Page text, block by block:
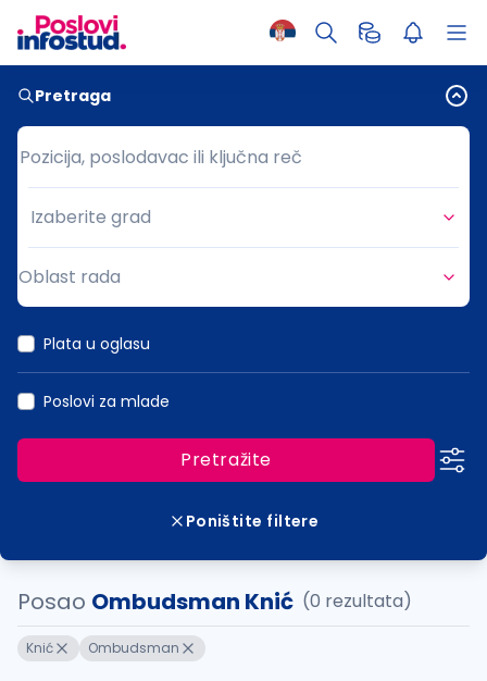
Pretraga
Pozicija, poslodavac ili ključna reč
Pozicija, poslodavac ili ključna reč
Grad
Izaberite grad
Oblast rada
Plata u oglasu
Poslovi za mlade
Pretražite
Poništite filtere
Posao Ombudsman Knić (0 rezultata)
Knić Ombudsman